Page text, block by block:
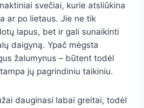
svečiai, kurie atsliūkina
ar po lietaus. Jie ne tik
lapus, bet ir gali sunaikinti
daigyną. Ypač mėgsta
žalumynus – būtent todėl
jų pagrindiniu taikiniu.
dauginasi labai greitai, todėl